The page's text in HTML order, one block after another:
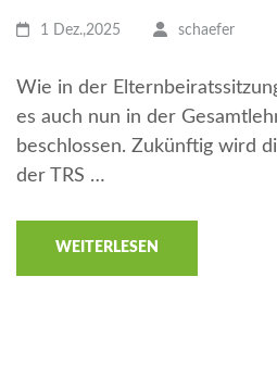
1 Dez.,2025 schaefer
Wie in der
es auch nun in der
beschlossen. Zukünftig wird
der TRS …
WEITERLESEN